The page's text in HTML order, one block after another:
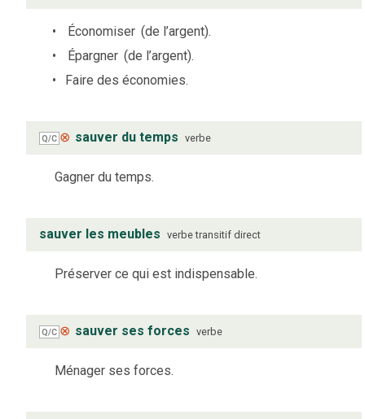
Économiser (de l’argent).
Épargner (de l’argent).
Faire des économies.
Q/C ⊗ sauver du temps verbe
Gagner du temps.
sauver les meubles verbe transitif direct
Préserver ce qui est indispensable.
Q/C ⊗ sauver ses forces verbe
Ménager ses forces.